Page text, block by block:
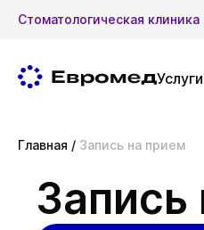
Стоматологическая
Главная / Запись на прием
Запись